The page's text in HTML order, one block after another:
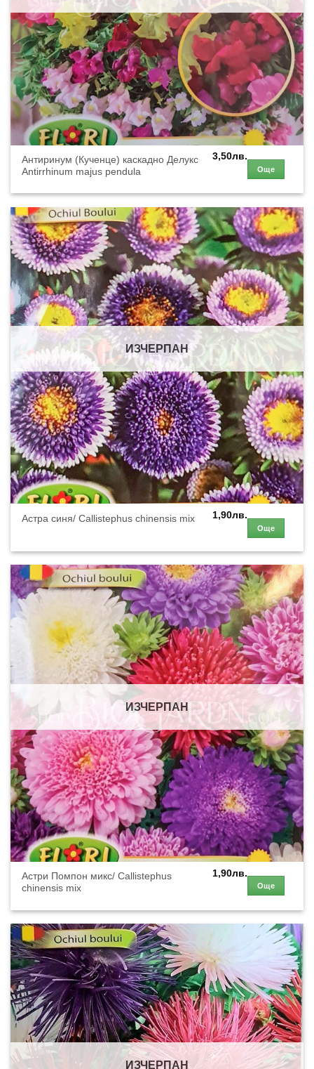
Антиринум (Кученце) каскадно Делукс
Antirrhinum majus pendula
3,50лв.
Още
ИЗЧЕРПАН
Астра синя/ Callistephus chinensis mix 1,90лв.
Още
ИЗЧЕРПАН
Астри Помпон микс/ Callistephus
chinensis mix
1,90лв.
Още
ИЗЧЕРПАН